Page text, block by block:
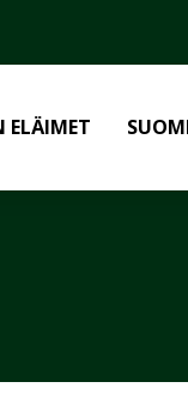
ELÄIMET